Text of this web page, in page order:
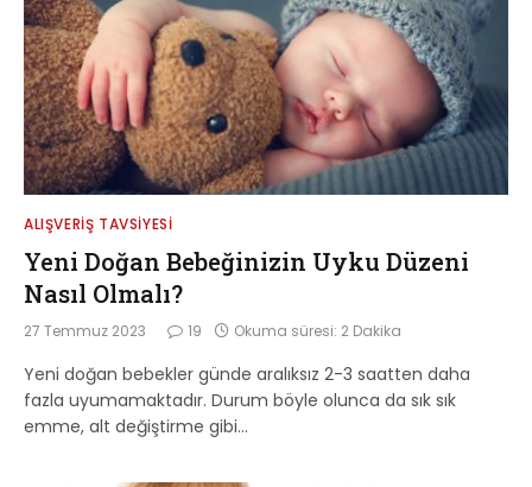
ALIŞVERIŞ TAVSIYESI
Yeni Doğan Bebeğinizin Uyku Düzeni
Nasıl Olmalı?
27 Temmuz 2023 19 Okuma süresi: 2 Dakika
Yeni doğan bebekler günde aralıksız 2-3 saatten daha
fazla uyumamaktadır. Durum böyle olunca da sık sık
emme, alt değiştirme gibi…